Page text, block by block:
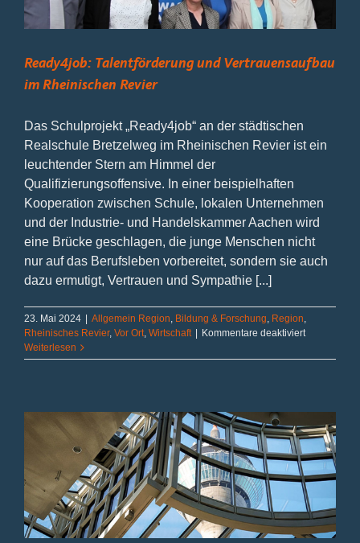
Ready4job: Talentförderung und Vertrauensaufbau
im Rheinischen Revier
Das Schulprojekt „Ready4job“ an der städtischen
Realschule Bretzelweg im Rheinischen Revier ist ein
leuchtender Stern am Himmel der
Qualifizierungsoffensive. In einer beispielhaften
Kooperation zwischen Schule, lokalen Unternehmen
und der Industrie- und Handelskammer Aachen wird
eine Brücke geschlagen, die junge Menschen nicht
nur auf das Berufsleben vorbereitet, sondern sie auch
dazu ermutigt, Vertrauen und Sympathie [...]
23. Mai 2024 Allgemein Region, Bildung & Forschung, Region,
Rheinisches Revier, Vor Ort, Wirtschaft Kommentare deaktiviertfür
Revier
Weiterlesen